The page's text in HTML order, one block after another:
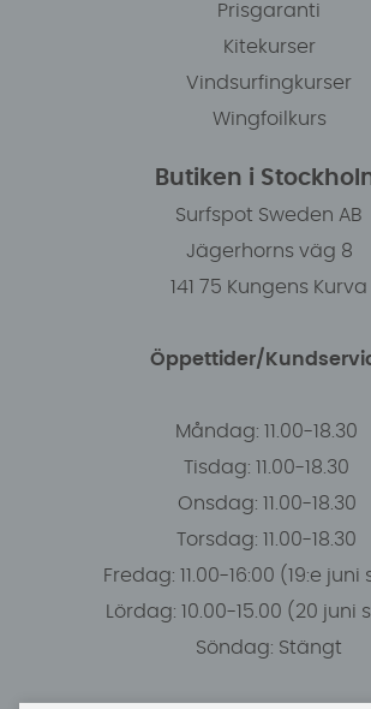
Prisgaranti
Kitekurser
Vindsurfingkurser
Wingfoilkurs
Butiken i
Surfspot Sweden AB
Jägerhorns väg 8
141 75 Kungens Kurva
Öppettider/
Måndag: 11.00-18.30
Tisdag: 11.00-18.30
Onsdag: 11.00-18.30
Torsdag: 11.00-18.30
Fredag: 11.00-16:00 (19:e
Lördag: 10.00-15.00 (20 juni
Söndag: Stängt